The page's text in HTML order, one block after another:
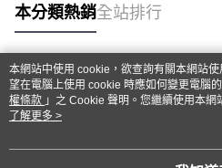
本分類熱銷全站排行
熱門標籤
本網站中使用 cookie，欲查詢有關本網站
望在電腦上使用 cookie 時應如何變更電腦
權條款 」之 Cookie 聲明。您繼續使用本
用條款之 Cookie 聲明使用 cookie。
了解更多 >